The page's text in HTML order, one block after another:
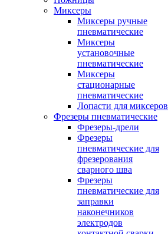
Миксеры
Миксеры ручные
пневматические
Миксеры
установочные
пневматические
Миксеры
стационарные
пневматические
Лопасти для миксеров
Фрезеры пневматические
Фрезеры-дрели
Фрезеры
пневматические для
фрезерования
сварного шва
Фрезеры
пневматические для
заправки
наконечников
электродов